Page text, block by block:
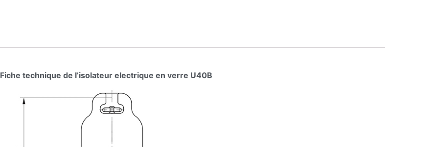
Fiche technique de l’isolateur electrique en verre U40B